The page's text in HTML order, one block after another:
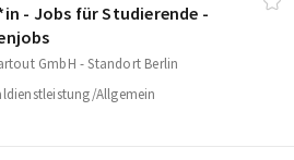
- Jobs für Studierende -
GmbH - Standort Berlin
Allgemein